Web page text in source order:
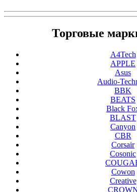
Торговые
A4Tech
APPLE
Asus
Audio-
BBK
BEATS
Black
BLAST
Canyon
CBR
Corsair
Cosonic
Cowon
Creative